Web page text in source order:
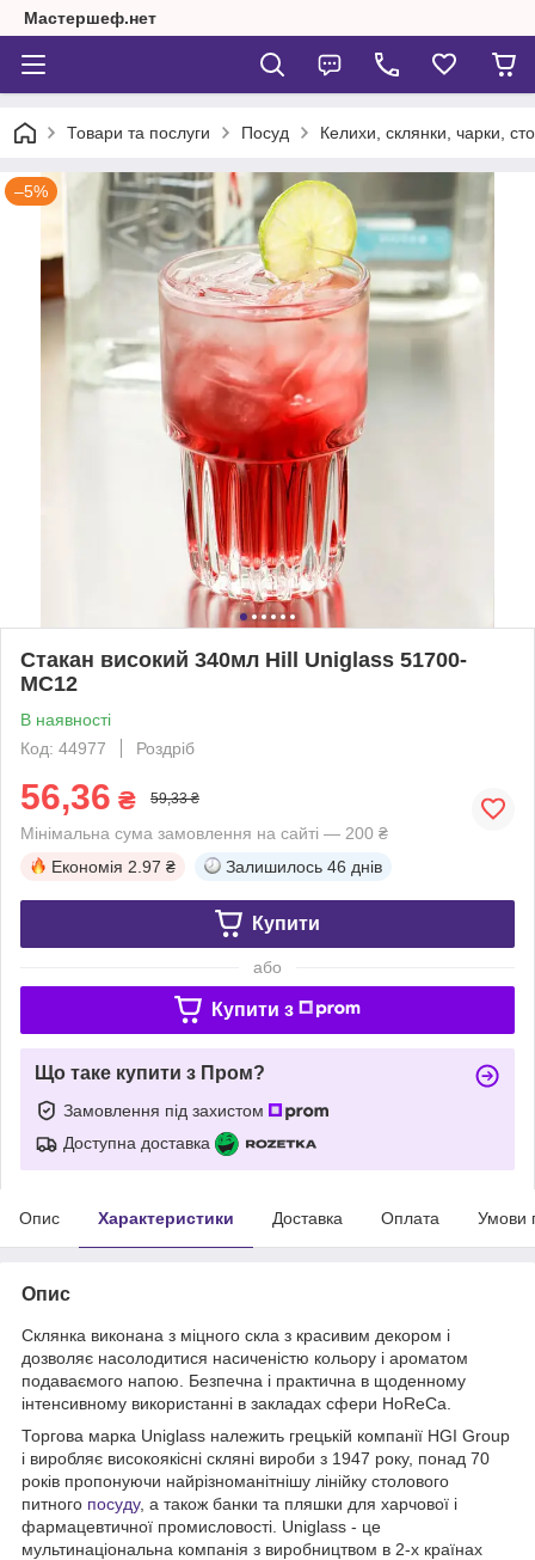
Мастершеф.нет
Товари та послуги Посуд Келихи, склянки, чарки,
–5%
Стакан високий 340мл Hill Uniglass 51700-
MC12
В наявності
Код: 44977
Роздріб
56,36 ₴ 59,33 ₴
Мінімальна сума замовлення на сайті — 200 ₴
Економія 2.97 ₴ Залишилось 46 днів
Купити
або
Купити з
Що таке купити з Пром?
Замовлення під захистом
Доступна доставка
Опис Характеристики Доставка Оплата Умови
Опис
Склянка виконана з міцного скла з красивим декором і
дозволяє насолодитися насиченістю кольору і ароматом
подаваємого напою. Безпечна і практична в щоденному
інтенсивному використанні в закладах сфери HoReCa.
Торгова марка Uniglass належить грецькій компанії HGI Group
і виробляє високоякісні скляні вироби з 1947 року, понад 70
років пропонуючи найрізноманітнішу лінійку столового
питного посуду, а також банки та пляшки для харчової і
фармацевтичної промисловості. Uniglass - це
мультинаціональна компанія з виробництвом в 2-х країнах